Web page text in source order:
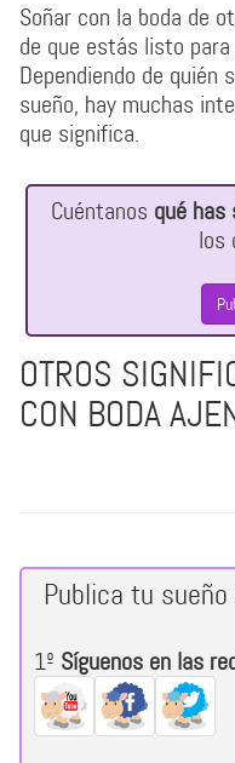
Soñar con la boda de
de que estás listo
Dependiendo de quién
sueño, hay muchas
que significa.
Cuéntanos qué has
los
OTROS
CON BODA
Publica tu sueño
1º Síguenos en las